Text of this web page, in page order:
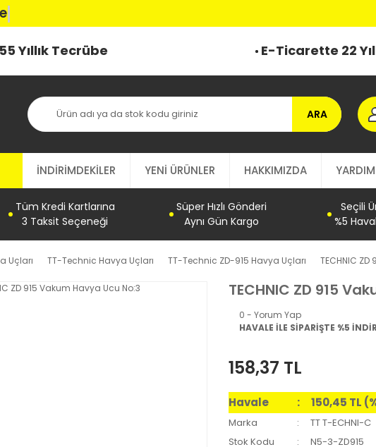
Yıllık Tecrübe E-Ticarette 22
ARA
İNDİRİMDEKİLER YENİ ÜRÜNLER HAKKIMIZDA YARDIM
Tüm Kredi Kartlarına
3 Taksit Seçeneği
Süper Hızlı Gönderi
Aynı Gün Kargo
Seçili
%5
Uçları TT-Technic Havya Uçları TT-Technic ZD-915 Havya Uçları TECHNIC
TECHNIC ZD 915
0 - Yorum Yap
HAVALE İLE SİPARİŞTE %5
158,37 TL
Havale 150,45 TL
Marka
TT T-ECHNI-C
Stok Kodu
N5-3-ZD915